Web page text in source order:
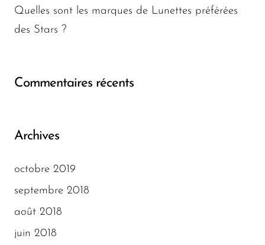
Quelles sont les marques de Lunettes préférées
des Stars ?
Commentaires récents
Archives
octobre 2019
septembre 2018
août 2018
juin 2018